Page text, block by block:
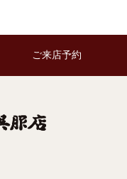
ご来店予約